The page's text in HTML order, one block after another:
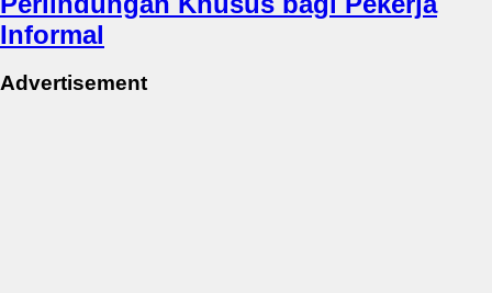
Informal
Advertisement